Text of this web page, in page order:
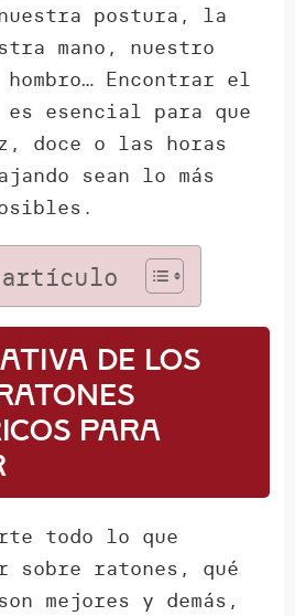
postura, la
mano, nuestro
Encontrar el
es esencial para que
doce o las horas
sean lo más
de los
para
todo lo que
sobre ratones, qué
mejores y demás,